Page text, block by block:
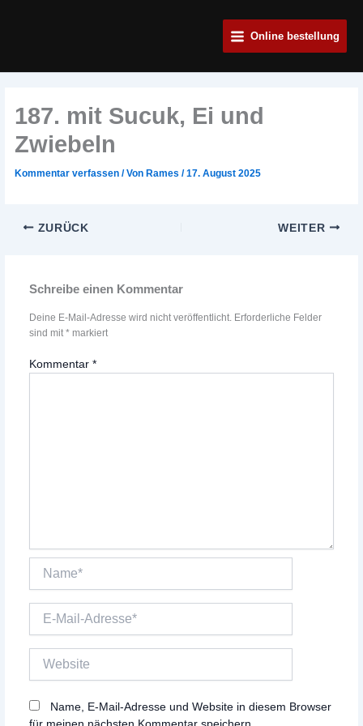
MenuOnline bestellung
187. mit Sucuk, Ei und
Zwiebeln
Kommentar verfassen / VonRames/17. August 2025
ZURÜCK WEITER
Schreibe einen Kommentar
Deine E-Mail-Adresse wird nicht veröffentlicht. Erforderliche Felder
sind mit* markiert
Kommentar*
Name*
Mail-
Name, E-Mail-Adresse und Website in diesem Browser